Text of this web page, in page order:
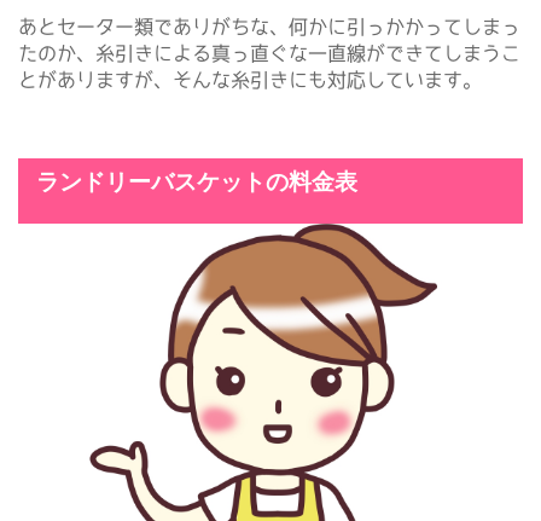
あとセーター類でありがちな、何かに引っかかってしまっ
たのか、糸引きによる真っ直ぐな一直線ができてしまうこ
とがありますが、そんな糸引きにも対応しています。
ランドリーバスケットの料金表